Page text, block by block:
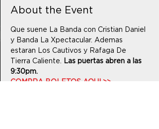
About the Event
Que suene La Banda con Cristian Daniel
y Banda La Xpectacular. Ademas
estaran Los Cautivos y Rafaga De
Tierra Caliente. Las puertas abren a las
9:30pm.
COMPRA BOLETOS AQUI >>